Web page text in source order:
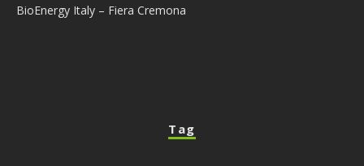
BioEnergy Italy – Fiera Cremona
Tag